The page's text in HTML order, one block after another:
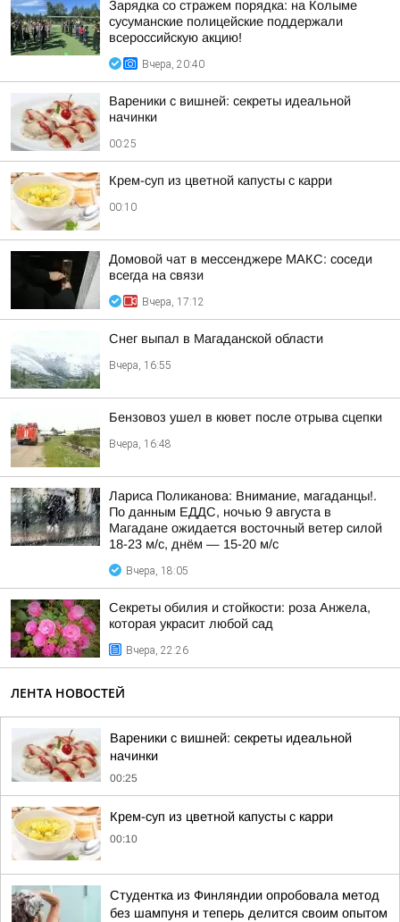
Зарядка со стражем порядка: на Колыме
сусуманские полицейские поддержали
всероссийскую акцию!
Вчера, 20:40
Вареники с вишней: секреты идеальной
начинки
00:25
Крем-суп из цветной капусты с карри
00:10
Домовой чат в мессенджере MAКС: соседи
всегда на связи
Вчера, 17:12
Снег выпал в Магаданской области
Вчера, 16:55
Бензовоз ушел в кювет после отрыва сцепки
Вчера, 16:48
Лариса Поликанова: Внимание, магаданцы!.
По данным ЕДДС, ночью 9 августа в
Магадане ожидается восточный ветер силой
18-23 м/с, днём — 15-20 м/с
Вчера, 18:05
Секреты обилия и стойкости: роза Анжела,
которая украсит любой сад
Вчера, 22:26
ЛЕНТА НОВОСТЕЙ
Вареники с вишней: секреты идеальной
начинки
00:25
Крем-суп из цветной капусты с карри
00:10
Студентка из Финляндии опробовала метод
без шампуня и теперь делится своим опытом